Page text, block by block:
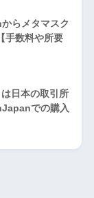
らメタマスク
手数料や所要
日本の取引所
での購入